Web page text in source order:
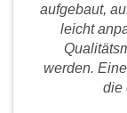
aufgebaut,
leicht
werden.
die